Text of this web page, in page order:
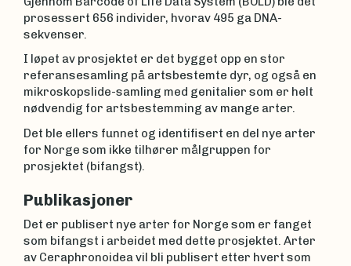
prosessert 656 individer, hvorav 495 ga DNA-
sekvenser.
I løpet av prosjektet er det bygget opp en stor
referansesamling på artsbestemte dyr, og også en
mikroskopslide-samling med genitalier som er helt
nødvendig for artsbestemming av mange arter.
Det ble ellers funnet og identifisert en del nye arter
for Norge som ikke tilhører målgruppen for
prosjektet (bifangst).
Publikasjoner
Det er publisert nye arter for Norge som er fanget
som bifangst i arbeidet med dette prosjektet. Arter
av Ceraphronoidea vil bli publisert etter hvert som